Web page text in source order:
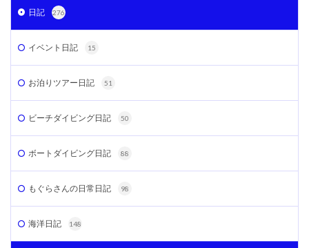
日記 276
イベント日記 15
お泊りツアー日記 51
ビーチダイビング日記 50
ボートダイビング日記 88
もぐらさんの日常日記 98
海洋日記 148